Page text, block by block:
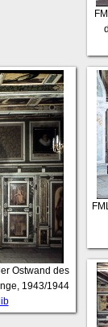
Ostwand des
1943/1944